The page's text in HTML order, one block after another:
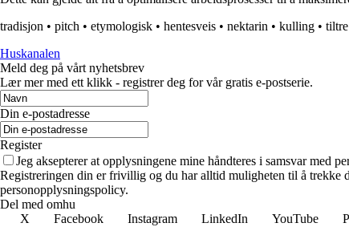
tradisjon • pitch • etymologisk • hentesveis • nektarin • kulling • tiltre
Huskanalen
Meld deg på vårt nyhetsbrev
Lær mer med ett klikk - registrer deg for vår gratis e-postserie.
Din e-postadresse
Register
Jeg aksepterer at opplysningene mine håndteres i samsvar med
Registreringen din er frivillig og du har alltid muligheten til å trekke
personopplysningspolicy.
Del med omhu
X
Facebook Instagram LinkedIn YouTube